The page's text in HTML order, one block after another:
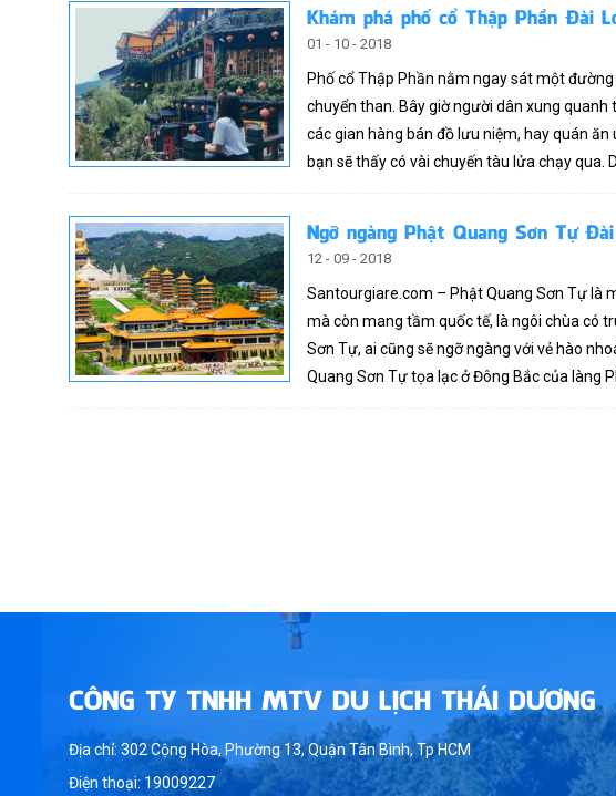
Khám phá phố cổ Thập Phần Đài
01 - 10 - 2018
Phố cổ Thập Phần nằm ngay sát một
chuyển than. Bây giờ người dân xung
các gian hàng bán đồ lưu niệm, hay quán
bạn sẽ thấy có vài chuyến tàu lửa chạy qua.
Ngỡ ngàng Phật Quang Sơn Tự
12 - 09 - 2018
Santourgiare.com – Phật Quang Sơn Tự là
mà còn mang tầm quốc tế, là ngôi chùa có
Sơn Tự, ai cũng sẽ ngỡ ngàng với vẻ hào
Quang Sơn Tự tọa lạc ở Đông Bắc của làng
CÔNG TY TNHH MTV DU LỊCH THÁI DƯƠNG
Địa chỉ: 302 Cộng Hòa, Phường 13, Quận Tân Bình, Tp HCM
Điện thoại: 19009227